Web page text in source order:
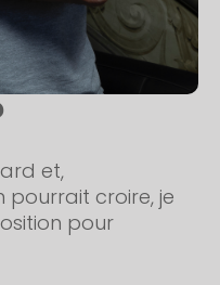
et,
pourrait croire, je
pour